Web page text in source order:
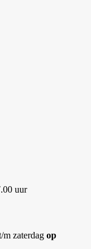
uur
m zaterdag op